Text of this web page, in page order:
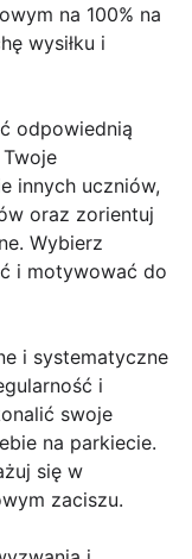
na 100% na
wysiłku i
odpowiednią
innych uczniów,
oraz zorientuj
Wybierz
i motywować do
i systematyczne
i
swoje
na parkiecie.
się w
zaciszu.